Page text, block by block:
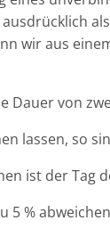
wir aus
Dauer von
lassen, so
ist der Tag
5 %